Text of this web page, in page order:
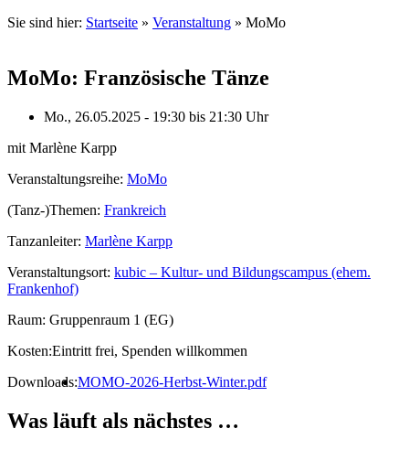
Sie sind hier: Startseite » Veranstaltung » MoMo
MoMo: Französische Tänze
Mo., 26.05.2025 - 19:30 bis 21:30 Uhr
mit Marlène Karpp
Veranstaltungsreihe: MoMo
(Tanz-)Themen: Frankreich
Tanzanleiter: Marlène Karpp
Veranstaltungsort: kubic – Kultur- und Bildungscampus (ehem.
Frankenhof)
Raum: Gruppenraum 1 (EG)
Kosten:Eintritt frei, Spenden willkommen
Downloads:MOMO-2026-Herbst-Winter.pdf
Was läuft als nächstes …